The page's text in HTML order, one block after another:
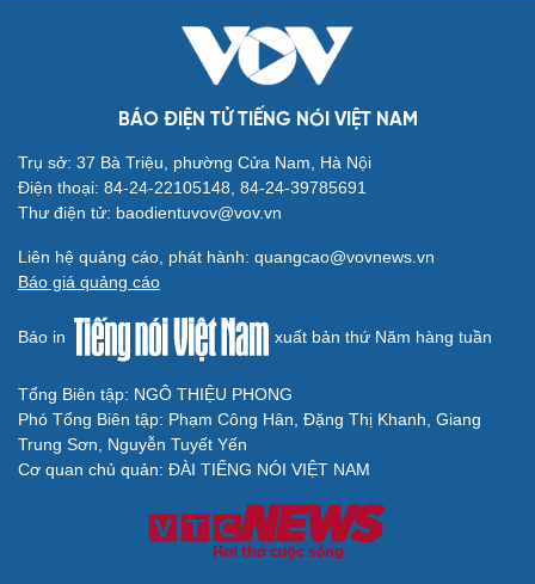
BÁO ĐIỆN TỬ TIẾNG NÓI VIỆT NAM
Trụ sở: 37 Bà Triệu, phường Cửa Nam, Hà Nội
Điện thoại: 84-24-22105148, 84-24-39785691
Thư điện tử: baodientuvov@vov.vn
Liên hệ quảng cáo, phát hành: quangcao@vovnews.vn
Báo giá quảng cáo
Báo in xuất bản thứ Năm hàng tuần
Tổng Biên tập: NGÔ THIỆU PHONG
Phó Tổng Biên tập: Phạm Công Hân, Đặng Thị Khanh, Giang
Trung Sơn, Nguyễn Tuyết Yến
Cơ quan chủ quản: ĐÀI TIẾNG NÓI VIỆT NAM